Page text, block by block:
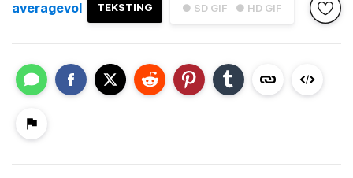
● SD GIF ● HD GIF
TEKSTING
averagevol